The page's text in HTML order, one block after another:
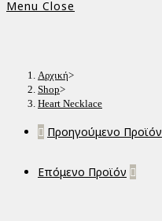
Menu Close
Αρχική>
Shop>
Heart Necklace
Προηγούμενο Προϊόν
Επόμενο Προϊόν